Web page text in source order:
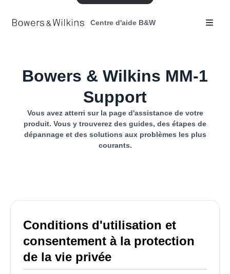
Centre d'aide B&W
Bowers & Wilkins MM-1
Support
Vous avez atterri sur la page d'assistance de votre
produit. Vous y trouverez des guides, des étapes de
dépannage et des solutions aux problèmes les plus
courants.
Conditions d'utilisation et
consentement à la protection
de la vie privée